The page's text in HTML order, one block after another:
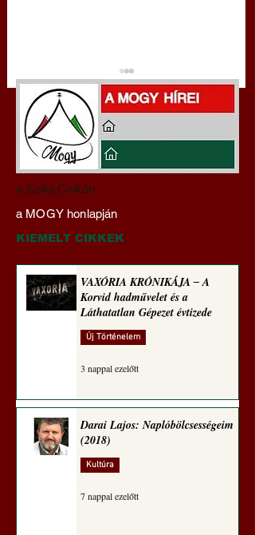
A háború kisiklott, a
diplomáciának nem
maradt tere (Alastair
Crooke jegyzete)
a Szilaj Csikón
a MOGY honlapján
KIEMELT CIKKEK
VAXÓRIA KRÓNIKÁJA ‒ A
Korvid hadművelet és a
Láthatatlan Gépezet évtizede
Új Történelem
3 nappal ezelőtt
Darai Lajos: Naplóbölcsességeim
(2018)
Kultúra
7 nappal ezelőtt